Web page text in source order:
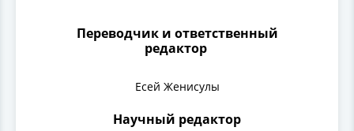
Переводчик и ответственный
редактор
Есей Женисулы
Научный редактор